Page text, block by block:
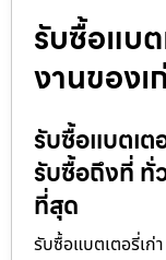
รับซื้อแบต
งานของ
รับซื้อแบตเต
รับซื้อถึงที่ ทั่
ที่สุด
รับซื้อแบตเตอรี่เก่